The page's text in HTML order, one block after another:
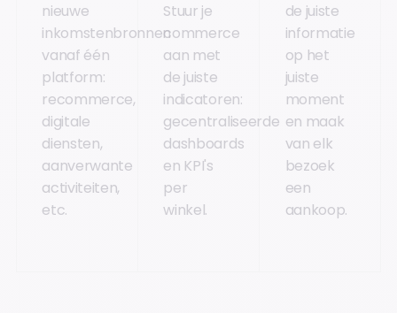
nieuwe
inkomstenbronnen
vanaf één
platform:
recommerce,
digitale
diensten,
aanverwante
activiteiten,
etc.
Stuur je
commerce
aan met
de juiste
indicatoren:
gecentraliseerde
dashboards
en KPI's
per
winkel.
de juiste
informatie
op het
juiste
moment
en maak
van elk
bezoek
een
aankoop.